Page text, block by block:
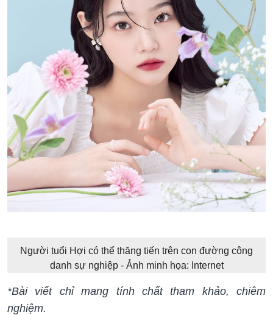
Người tuổi Hợi có thể thăng tiến trên con đường công
danh sự nghiệp - Ảnh minh họa: Internet
*Bài viết chỉ mang tính chất tham khảo, chiêm
nghiệm.